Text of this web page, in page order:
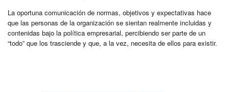
La oportuna comunicación de normas, objetivos y expectativas hace
que las personas de la organización se sientan realmente incluidas y
contenidas bajo la política empresarial, percibiendo ser parte de un
“todo” que los trasciende y que, a la vez, necesita de ellos para existir.